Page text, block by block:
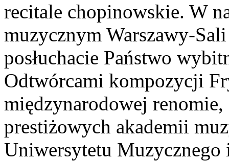
recitale chopinowskie. W
muzycznym Warszawy-
posłuchacie Państwo
Odtwórcami kompozycji
międzynarodowej
prestiżowych akademii
Uniwersytetu Muzycznego